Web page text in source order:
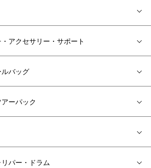
アクセサリー・サポート
バッグ
ーパック
パー・ドラム